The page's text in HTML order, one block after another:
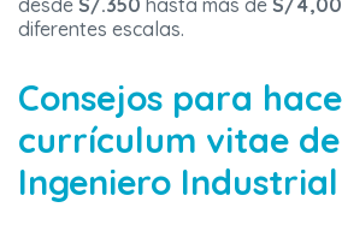
diferentes escalas.
Consejos para
currículum vitae
Ingeniero Industrial